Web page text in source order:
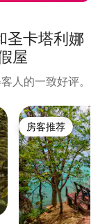
圣卡塔利娜
屋
人的一致好评。
房客推荐
房客推荐